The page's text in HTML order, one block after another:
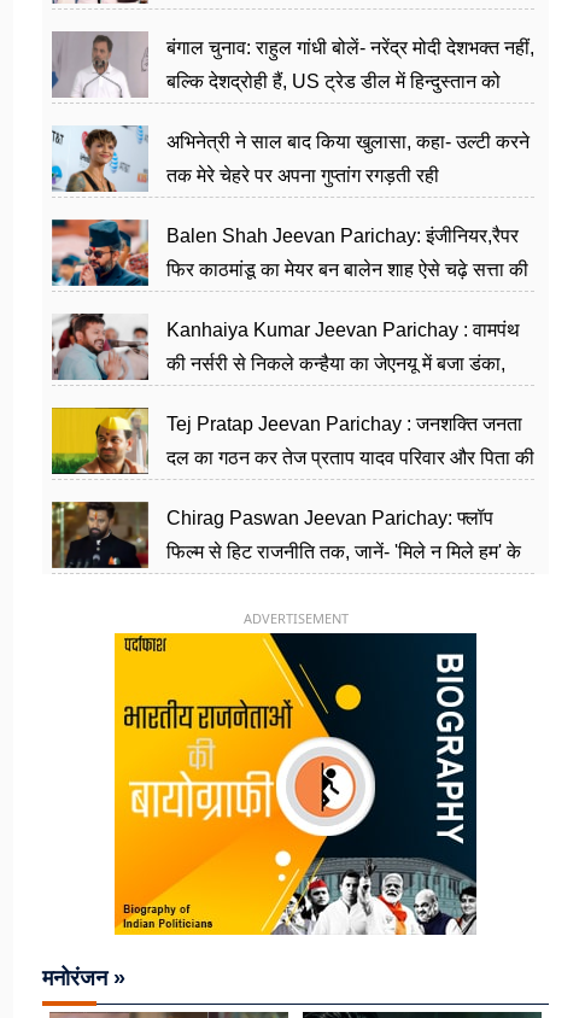
बंगाल चुनाव: राहुल गांधी बोलें- नरेंद्र मोदी देशभक्त नहीं,
बल्कि देशद्रोही हैं, US ट्रेड डील में हिन्दुस्तान को
अभिनेत्री ने साल बाद किया खुलासा, कहा- उल्टी करने
तक मेरे चेहरे पर अपना गुप्तांग रगड़ती रही
Balen Shah Jeevan Parichay: इंजीनियर,रैपर
फिर काठमांडू का मेयर बन बालेन शाह ऐसे चढ़े सत्ता की
Kanhaiya Kumar Jeevan Parichay : वामपंथ
की नर्सरी से निकले कन्हैया का जेएनयू में बजा डंका,
Tej Pratap Jeevan Parichay : जनशक्ति जनता
दल का गठन कर तेज प्रताप यादव परिवार और पिता की
Chirag Paswan Jeevan Parichay: फ्लॉप
फिल्म से हिट राजनीति तक, जानें- 'मिले न मिले हम' के
ADVERTISEMENT
मनोरंजन »